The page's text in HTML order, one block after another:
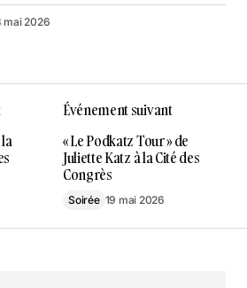
mai 2026
Événement suivant
« Le Podkatz Tour » de
Juliette Katz à la Cité des
Congrès
Soirée 19 mai 2026